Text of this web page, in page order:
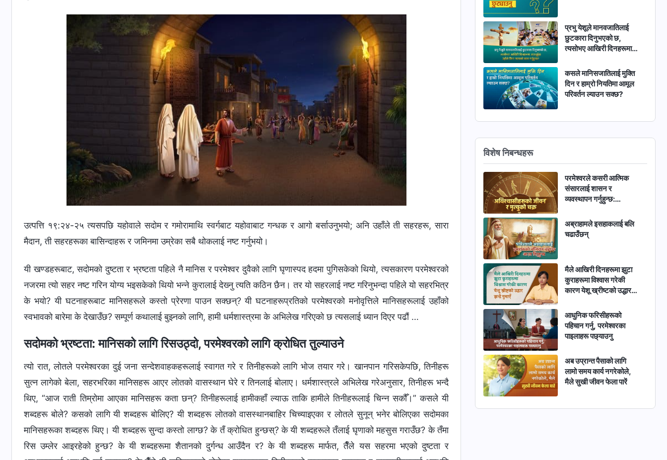
उत्पत्ति १९:२४-२५ त्यसपछि यहोवाले सदोम र गमोरामाथि स्वर्गबाट यहोवाबाट गन्धक र आगो बर्साउनुभयो; अनि उहाँले ती सहरहरू, सारा
मैदान, ती सहरहरूका बासिन्दाहरू र जमिनमा उम्रेका सबै थोकलाई नष्ट गर्नुभयो।
यी खण्डहरूबाट, सदोमको दुष्टता र भ्रष्टता पहिले नै मानिस र परमेश्‍वर दुवैको लागि घृणास्पद हदमा पुगिसकेको थियो, त्यसकारण परमेश्‍वरको
नजरमा त्यो सहर नष्ट गरिन योग्य भइसकेको थियो भन्‍ने कुरालाई देख्‍नु त्यति कठिन छैन। तर यो सहरलाई नष्ट गरिनुभन्दा पहिले यो सहरभित्र
के भयो? यी घटनाहरूबाट मानिसहरूले कस्तो प्रेरणा पाउन सक्छन्? यी घटनाहरूप्रतिको परमेश्‍वरको मनोवृत्तिले मानिसहरूलाई उहाँको
स्वभावको बारेमा के देखाउँछ? सम्पूर्ण कथालाई बुझ्‍नको लागि, हामी धर्मशास्‍त्रमा के अभिलेख गरिएको छ त्यसलाई ध्यान दिएर पढौं …
सदोमको भ्रष्टता: मानिसको लागि रिसउठ्दो, परमेश्‍वरको लागि क्रोधित तुल्याउने
त्यो रात, लोतले परमेश्‍वरका दुई जना सन्देशवाहकहरूलाई स्वागत गरे र तिनीहरूको लागि भोज तयार गरे। खानपान गरिसकेपछि, तिनीहरू
सुत्‍न लागेको बेला, सहरभरिका मानिसहरू आएर लोतको वासस्थान घेरे र तिनलाई बोलाए। धर्मशास्‍त्रले अभिलेख गरेअनुसार, तिनीहरू भन्दै
थिए, “आज राती तिम्रोमा आएका मानिसहरू कता छन्? तिनीहरूलाई हामीकहाँ ल्याऊ ताकि हामीले तिनीहरूलाई चिन्‍न सकौँ।” कसले यी
शब्‍दहरू बोले? कसको लागि यी शब्दहरू बोलिए? यी शब्‍दहरू लोतको वासस्थानबाहिर चिच्याइएका र लोतले सुनून् भनेर बोलिएका सदोमका
मानिसहरूका शब्‍दहरू थिए। यी शब्‍दहरू सुन्दा कस्तो लाग्छ? के तँ क्रोधित हुन्छस्? के यी शब्‍दहरूले तँलाई घृणाको महसुस गराउँछ? के तँमा
रिस उम्लेर आइरहेको हुन्छ? के यी शब्‍दहरूमा शैतानको दुर्गन्ध आउँदैन र? के यी शब्‍दहरू मार्फत, तैँले यस सहरमा भएको दुष्टता र
प्रभु येशूले मानवजातिलाई
छुटकारा दिनुभएको छ,
त्यसोभए आखिरी दिनहरूमा
काम गर्नुहुन्छ?
कसले मानिसजातिलाई मुक्ति
दिन र हाम्रो नियतिमा आमूल
परिवर्तन ल्याउन सक्छ?
विशेष निबन्धहरू
परमेश्‍वरले कसरी आत्मिक
संसारलाई शासन र
व्यवस्थापन गर्नुहुन्छ:
मृत्युको चक्र
अब्राहामले इसहाकलाई बलि
चढाउँछन्
मैले आखिरी दिनहरूमा झुटा
कुराहरूमा विश्वास गरेकी
कारण येशू ख्रीष्टको उद्धार
आधुनिक फरिसीहरूको
पहिचान गर्नु, परमेश्‍वरका
पाइलाहरू पछ्याउनु
अब उप्रान्त पैसाको लागि
लामो समय कार्य नगरेकोले,
मैले सुखी जीवन फेला पारें